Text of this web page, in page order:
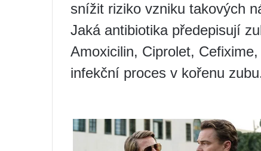
snížit riziko vzniku takových
Jaká antibiotika předepisují
Amoxicilin, Ciprolet,
infekční proces v kořenu